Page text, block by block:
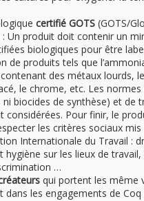
certifié GOTS (GOTS/
: Un produit doit contenir un
biologiques pour être
de produits tels que
des métaux lourds, le
le chrome, etc. Les normes
ni biocides de synthèse) et de
considérées. Pour finir, le
les critères sociaux mis
Internationale du Travail :
hygiène sur les lieux de
…
qui portent les même
dans les engagements de Coq